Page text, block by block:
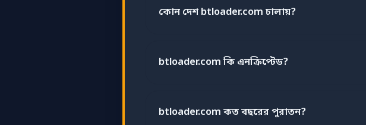
কোন দেশ btloader.com চালায়?
btloader.com কি এনক্রিপ্টেড?
btloader.com কত বছরের পুরাতন?